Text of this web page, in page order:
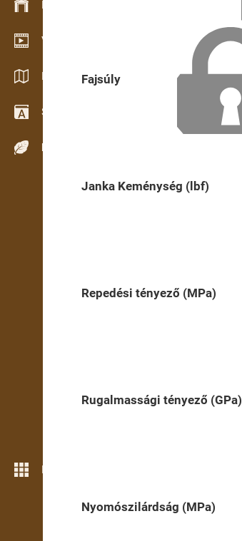
Készlet kezelés
Video bemutatóterem
Katalógusok / Prospektusok
Szótár
Fafajok
Még több funkció
Fajsúly
Janka Keménység (lbf)
Repedési tényező (MPa)
Rugalmassági tényező (GPa)
Nyomószilárdság (MPa)